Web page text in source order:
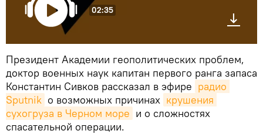
02:35
Президент Академии геополитических проблем,
доктор военных наук капитан первого ранга запаса
Константин Сивков рассказал в эфире радио
Sputnik о возможных причинах крушения
сухогруза в Черном море и о сложностях
спасательной операции.